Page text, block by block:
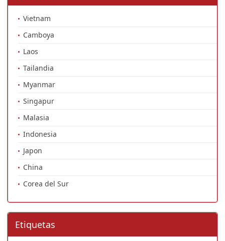
Vietnam
Camboya
Laos
Tailandia
Myanmar
Singapur
Malasia
Indonesia
Japon
China
Corea del Sur
Etiquetas